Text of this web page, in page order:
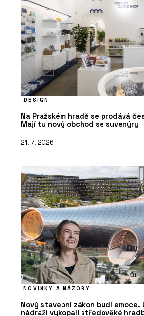
DESIGN
Na Pražském hradě se prodává
Mají tu nový obchod se suvenýry
21. 7. 2026
NOVINKY A NÁZORY
Nový stavební zákon budí emoce.
nádraží vykopali středověké